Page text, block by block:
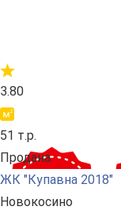
3.80
51 т.р.
Продана
ЖК "Купавна 2018"
Новокосино